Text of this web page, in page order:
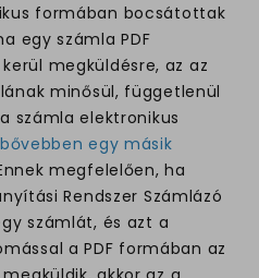
formában bocsátottak
egy számla PDF
megküldésre, az az
minősül, függetlenül
számla elektronikus
egy másik
megfelelően, ha
Rendszer Számlázó
számlát, és azt a
a PDF formában az